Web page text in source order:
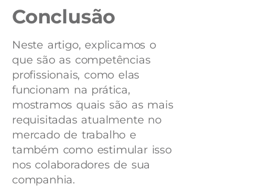
Conclusão
Neste artigo, explicamos o
que são as competências
profissionais, como elas
funcionam na prática,
mostramos quais são as mais
requisitadas atualmente no
mercado de trabalho e
também como estimular isso
nos colaboradores de sua
companhia.